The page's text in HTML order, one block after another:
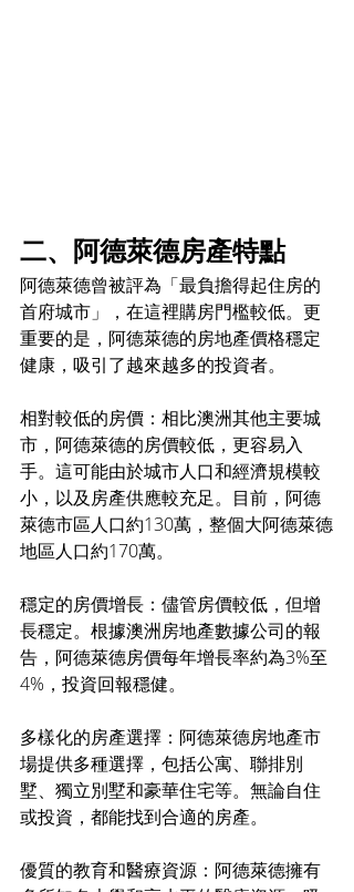
二、阿德萊德房產特點
阿德萊德曾被評為「最負擔得起住房的
首府城市」，在這裡購房門檻較低。更
重要的是，阿德萊德的房地產價格穩定
健康，吸引了越來越多的投資者。
相對較低的房價：相比澳洲其他主要城
市，阿德萊德的房價較低，更容易入
手。這可能由於城市人口和經濟規模較
小，以及房產供應較充足。目前，阿德
萊德市區人口約130萬，整個大阿德萊德
地區人口約170萬。
穩定的房價增長：儘管房價較低，但增
長穩定。根據澳洲房地產數據公司的報
告，阿德萊德房價每年增長率約為3%至
4%，投資回報穩健。
多樣化的房產選擇：阿德萊德房地產市
場提供多種選擇，包括公寓、聯排別
墅、獨立別墅和豪華住宅等。無論自住
或投資，都能找到合適的房產。
優質的教育和醫療資源：阿德萊德擁有